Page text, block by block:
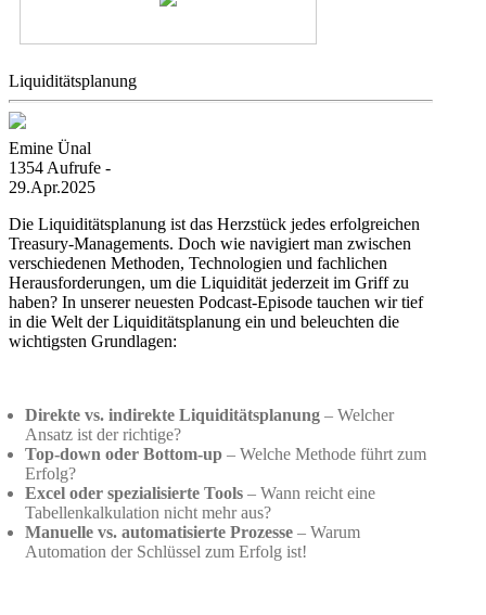
Liquiditätsplanung
Emine Ünal
1354 Aufrufe -
29.Apr.2025
Die Liquiditätsplanung ist das Herzstück jedes erfolgreichen
Treasury-Managements. Doch wie navigiert man zwischen
verschiedenen Methoden, Technologien und fachlichen
Herausforderungen, um die Liquidität jederzeit im Griff zu
haben? In unserer neuesten Podcast-Episode tauchen wir tief
in die Welt der Liquiditätsplanung ein und beleuchten die
wichtigsten Grundlagen:
Direkte vs. indirekte Liquiditätsplanung – Welcher
Ansatz ist der richtige?
Top-down oder Bottom-up – Welche Methode führt zum
Erfolg?
Excel oder spezialisierte Tools – Wann reicht eine
Tabellenkalkulation nicht mehr aus?
Manuelle vs. automatisierte Prozesse – Warum
Automation der Schlüssel zum Erfolg ist!